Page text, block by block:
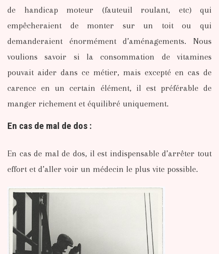
de handicap moteur (fauteuil roulant, etc) qui
empêcheraient de monter sur un toit ou qui
demanderaient énormément d’aménagements. Nous
voulions savoir si la consommation de vitamines
pouvait aider dans ce métier, mais excepté en cas de
carence en un certain élément, il est préférable de
manger richement et équilibré uniquement.
En cas de mal de dos :
En cas de mal de dos, il est indispensable d’arrêter tout
effort et d’aller voir un médecin le plus vite possible.